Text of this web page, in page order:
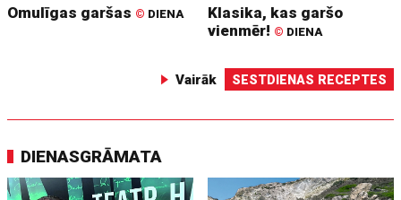
Omulīgas garšas © DIENA
Klasika, kas garšo
vienmēr! © DIENA
Vairāk SESTDIENAS RECEPTES
DIENASGRĀMATA